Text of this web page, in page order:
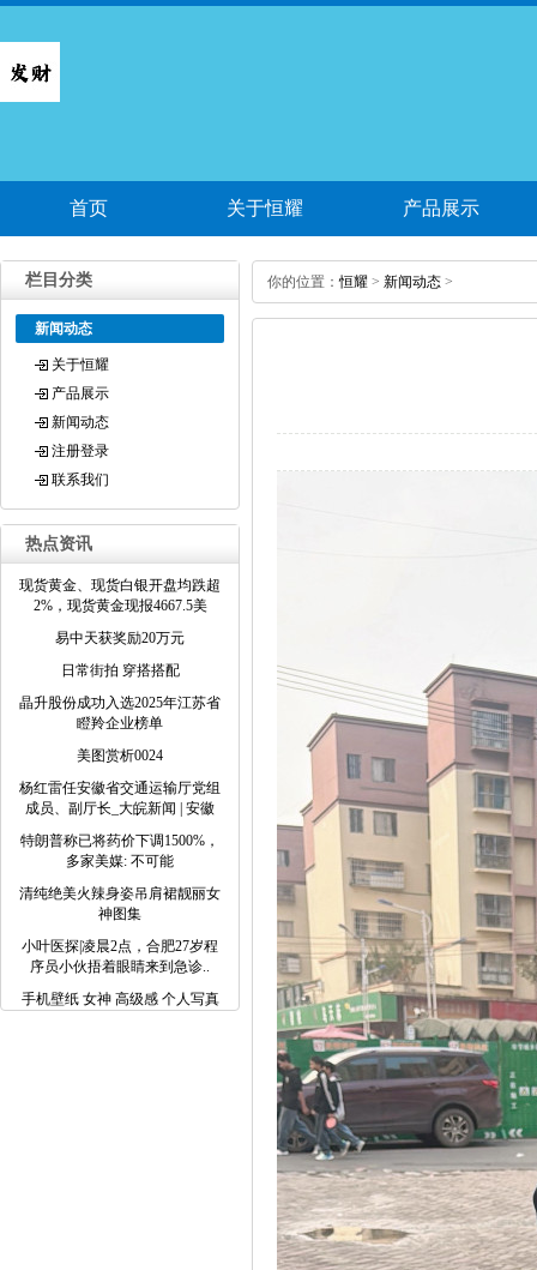
首页 关于恒耀 产品展示
栏目分类
新闻动态
关于恒耀
产品展示
新闻动态
注册登录
联系我们
热点资讯
现货黄金、现货白银开盘均跌超
2%，现货黄金现报4667.5美
易中天获奖励20万元
日常街拍 穿搭搭配
晶升股份成功入选2025年江苏省
瞪羚企业榜单
美图赏析0024
杨红雷任安徽省交通运输厅党组
成员、副厅长_大皖新闻 | 安徽
特朗普称已将药价下调1500%，
多家美媒: 不可能
清纯绝美火辣身姿吊肩裙靓丽女
神图集
小叶医探|凌晨2点，合肥27岁程
序员小伙捂着眼睛来到急诊..
手机壁纸 女神 高级感 个人写真
你的位置：恒耀 > 新闻动态 >